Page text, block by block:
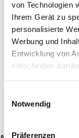
von Technologien
Ihrem Gerät zu
personalisierte
Werbung und
Entwicklung von
entscheiden
Trigger Symbol
Notwendig
Präferenzen